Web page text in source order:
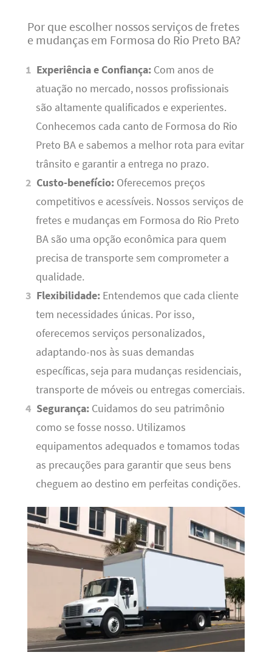
Por que escolher nossos serviços de fretes
e mudanças em Formosa do Rio Preto BA?
Experiência e Confiança: Com anos de
atuação no mercado, nossos profissionais
são altamente qualificados e experientes.
Conhecemos cada canto de Formosa do Rio
Preto BA e sabemos a melhor rota para evitar
trânsito e garantir a entrega no prazo.
Custo-benefício: Oferecemos preços
competitivos e acessíveis. Nossos serviços de
fretes e mudanças em Formosa do Rio Preto
BA são uma opção econômica para quem
precisa de transporte sem comprometer a
qualidade.
Flexibilidade: Entendemos que cada cliente
tem necessidades únicas. Por isso,
oferecemos serviços personalizados,
adaptando-nos às suas demandas
específicas, seja para mudanças residenciais,
transporte de móveis ou entregas comerciais.
Segurança: Cuidamos do seu patrimônio
como se fosse nosso. Utilizamos
equipamentos adequados e tomamos todas
as precauções para garantir que seus bens
cheguem ao destino em perfeitas condições.